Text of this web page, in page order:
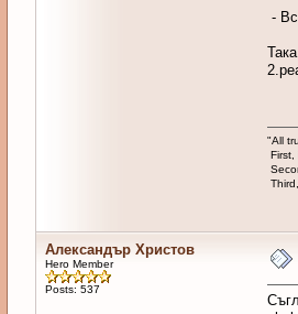
-
"All
First,
/
Александър Христов
Hero Member
Posts: 537